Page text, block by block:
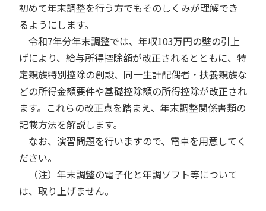
初めて年末調整を行う方でもそのしくみが理解でき
るようにします。
令和7年分年末調整では、年収103万円の壁の引上
げにより、給与所得控除額が改正されるとともに、特
定親族特別控除の創設、同一生計配偶者・扶養親族な
どの所得金額要件や基礎控除額の所得控除が改正され
ます。これらの改正点を踏まえ、年末調整関係書類の
記載方法を解説します。
なお、演習問題を行いますので、電卓を用意してく
ださい。
（注）年末調整の電子化と年調ソフト等について
は、取り上げません。